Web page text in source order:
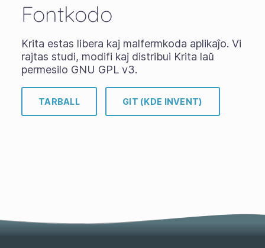
Fontkodo
Krita estas libera kaj malfermkoda aplikaĵo. Vi
rajtas studi, modifi kaj distribui Krita laŭ
permesilo GNU GPL v3.
TARBALL GIT (KDE INVENT)